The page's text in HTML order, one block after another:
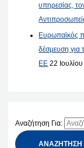
υπηρεσίας,
Ευρωπαϊκός
δέσμευση για
ΕΕ 22
Αναζήτηση Για: